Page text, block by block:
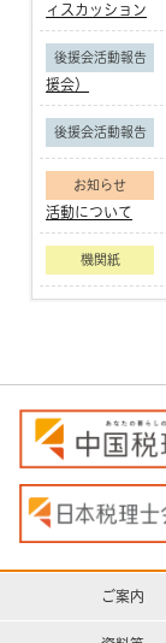
ィスカッション
後援会活動報告
援会）
後援会活動報告
お知らせ
活動について
機関紙
ご案内